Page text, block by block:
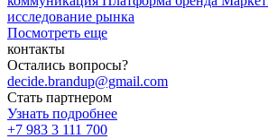
исследование рынка
Посмотреть еще
контакты
Остались вопросы?
decide.brandup@gmail.com
Стать партнером
Узнать подробнее
+7 983 3 111 700